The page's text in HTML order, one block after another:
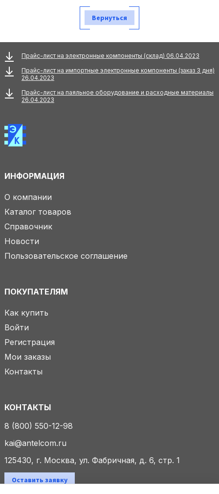
Вернуться
Прайс-лист на электронные компоненты (склад) 06.04.2023
Прайс-лист на импортные электронные компоненты (заказ 3 дня)
26.04.2023
Прайс-лист на паяльное оборудование и расходные материалы
26.04.2023
ИНФОРМАЦИЯ
О компании
Каталог товаров
Справочник
Новости
Пользовательское соглашение
ПОКУПАТЕЛЯМ
Как купить
Войти
Регистрация
Мои заказы
Контакты
КОНТАКТЫ
8 (800) 550-12-98
kai@antelcom.ru
125430, г. Москва, ул. Фабричная, д. 6, стр. 1
Оставить заявку